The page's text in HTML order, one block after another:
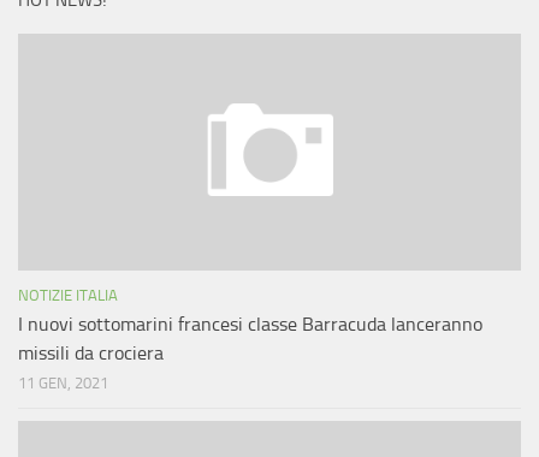
NOTIZIE ITALIA
I nuovi sottomarini francesi classe Barracuda lanceranno
missili da crociera
11 GEN, 2021